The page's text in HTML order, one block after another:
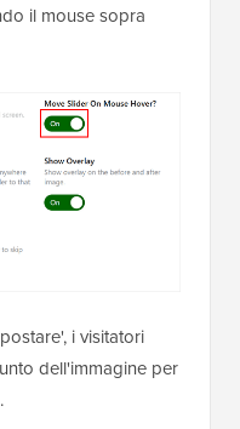
il mouse sopra
i visitatori
dell'immagine per